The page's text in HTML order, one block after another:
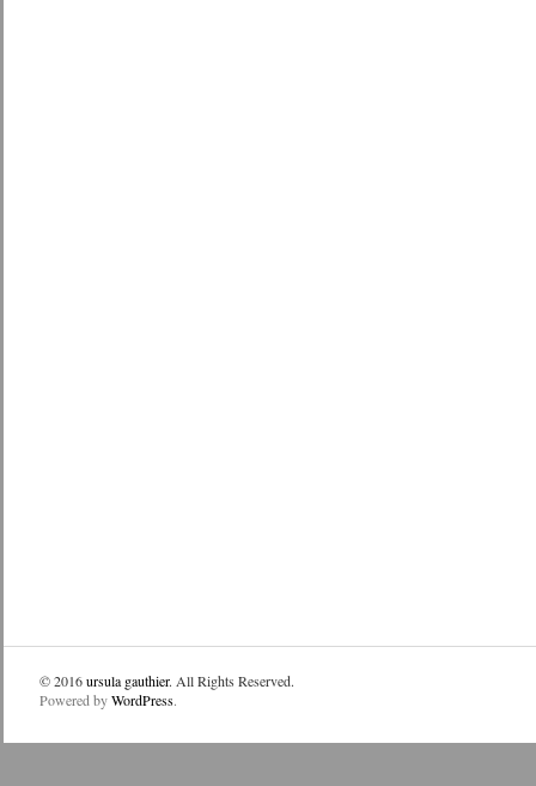
© 2016ursula gauthier. All Rights Reserved.
Powered byWordPress.